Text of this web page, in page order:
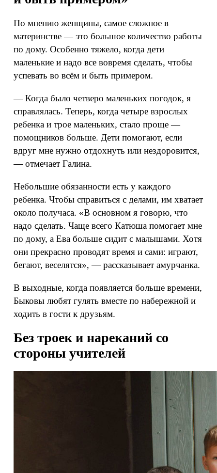
По мнению женщины, самое сложное в
материнстве — это большое количество работы
по дому. Особенно тяжело, когда дети
маленькие и надо все вовремя сделать, чтобы
успевать во всём и быть примером.
— Когда было четверо маленьких погодок, я
справлялась. Теперь, когда четыре взрослых
ребенка и трое маленьких, стало проще —
помощников больше. Дети помогают, если
вдруг мне нужно отдохнуть или нездоровится,
— отмечает Галина.
Небольшие обязанности есть у каждого
ребенка. Чтобы справиться с делами, им хватает
около получаса. «В основном я говорю, что
надо сделать. Чаще всего Катюша помогает мне
по дому, а Ева больше сидит с малышами. Хотя
они прекрасно проводят время и сами: играют,
бегают, веселятся», — рассказывает амурчанка.
В выходные, когда появляется больше времени,
Быковы любят гулять вместе по набережной и
ходить в гости к друзьям.
Без троек и нареканий со
стороны учителей